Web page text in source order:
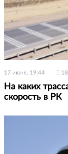
17 июня, 19:44
На каких
скорость в РК